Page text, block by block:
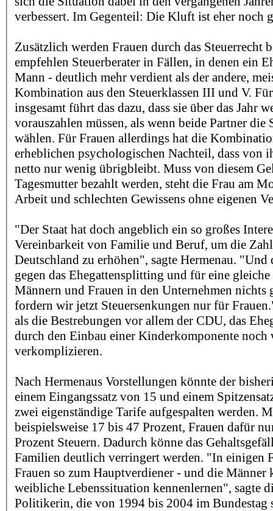
verbessert. Im Gegenteil: Die Kluft ist eher noch
Zusätzlich werden Frauen durch das Steuerrecht
empfehlen Steuerberater in Fällen, in denen ein
Mann - deutlich mehr verdient als der andere,
Kombination aus den Steuerklassen III und V.
insgesamt führt das dazu, dass sie über das Jahr
vorauszahlen müssen, als wenn beide Partner die
wählen. Für Frauen allerdings hat die
erheblichen psychologischen Nachteil, dass von
netto nur wenig übrigbleibt. Muss von diesem
Tagesmutter bezahlt werden, steht die Frau am
Arbeit und schlechten Gewissens ohne eigenen
"Der Staat hat doch angeblich ein so großes
Vereinbarkeit von Familie und Beruf, um die
Deutschland zu erhöhen", sagte Hermenau. "Und
gegen das Ehegattensplitting und für eine
Männern und Frauen in den Unternehmen nichts
fordern wir jetzt Steuersenkungen nur für
als die Bestrebungen vor allem der CDU, das
durch den Einbau einer Kinderkomponente noch
verkomplizieren.
Nach Hermenaus Vorstellungen könnte der
einem Eingangssatz von 15 und einem
zwei eigenständige Tarife aufgespalten werden.
beispielsweise 17 bis 47 Prozent, Frauen dafür
Prozent Steuern. Dadurch könne das
Familien deutlich verringert werden. "In einigen
Frauen so zum Hauptverdiener - und die Männer
weibliche Lebenssituation kennenlernen", sagte
Politikerin, die von 1994 bis 2004 im Bundestag